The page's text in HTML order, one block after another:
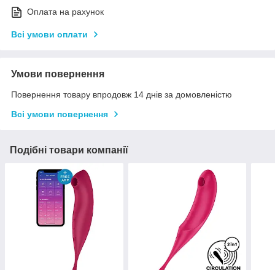
Оплата на рахунок
Всі умови оплати
Умови повернення
Повернення товару впродовж 14 днів за домовленістю
Всі умови повернення
Подібні товари компанії